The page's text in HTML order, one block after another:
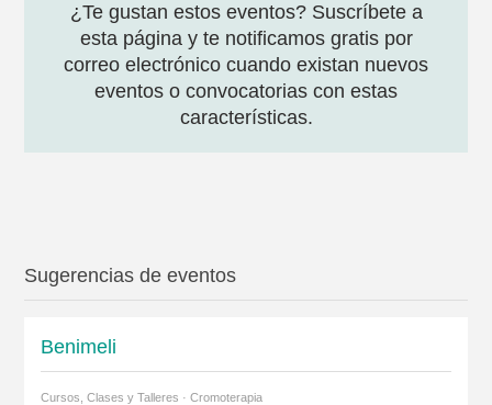
¿Te gustan estos eventos? Suscríbete a
esta página y te notificamos gratis por
correo electrónico cuando existan nuevos
eventos o convocatorias con estas
características.
Sugerencias de eventos
Benimeli
Cursos, Clases y Talleres · Cromoterapia